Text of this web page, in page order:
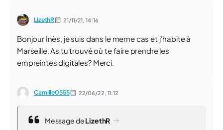
LizethR 21/11/21,14:16
Bonjour Inès, je suis dans le meme cas et j'habite à
Marseille. As tu trouvé où te faire prendre les
empreintes digitales? Merci.
Camille0555 22/06/22, 11:12
Message deLizethR